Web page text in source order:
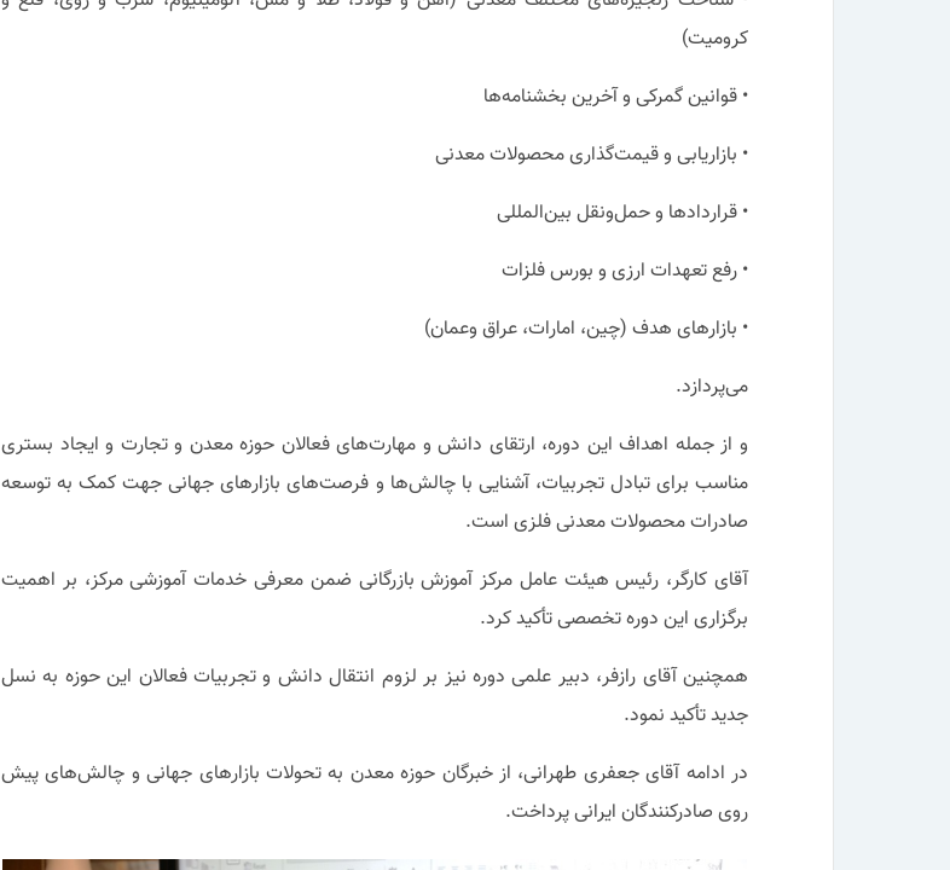
کرومیت)
• قوانین گمرکی و آخرین بخشنامه‌ها
• بازاریابی و قیمت‌گذاری محصولات معدنی
• قراردادها و حمل‌ونقل بین‌المللی
• رفع تعهدات ارزی و بورس فلزات
• بازارهای هدف (چین، امارات، عراق وعمان)
می‌پردازد.
و از جمله اهداف این دوره، ارتقای دانش و مهارت‌های فعالان حوزه معدن و تجارت و ایجاد بستری
مناسب برای تبادل تجربیات، آشنایی با چالش‌ها و فرصت‌های بازارهای جهانی جهت کمک به توسعه
صادرات محصولات معدنی فلزی است.
آقای کارگر، رئیس هیئت عامل مرکز آموزش بازرگانی ضمن معرفی خدمات آموزشی مرکز، بر اهمیت
برگزاری این دوره تخصصی تأکید کرد.
همچنین آقای رازفر، دبیر علمی دوره نیز بر لزوم انتقال دانش و تجربیات فعالان این حوزه به نسل
جدید تأکید نمود.
در ادامه آقای جعفری طهرانی، از خبرگان حوزه معدن به تحولات بازارهای جهانی و چالش‌های پیش
روی صادرکنندگان ایرانی پرداخت.